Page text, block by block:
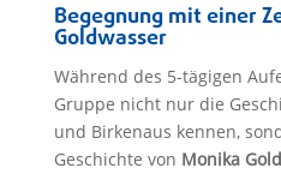
Begegnung mit einer
Goldwasser
Während des 5-tägigen
Gruppe nicht nur die
und Birkenaus kennen,
Geschichte von Monika